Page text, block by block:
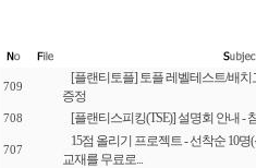
709
[플랜티토플] 토플 레벨테스트/배
증정
708 [플랜티스피킹(TSE)] 설명회 안내 -
707
15점 올리기 프로젝트 - 선착순 10
교재를 무료로...